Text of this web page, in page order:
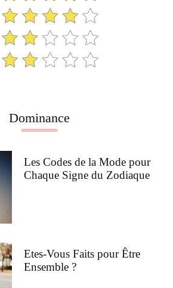
Dominance
Les Codes de la Mode pour
Chaque Signe du Zodiaque
Etes-Vous Faits pour Être
Ensemble ?